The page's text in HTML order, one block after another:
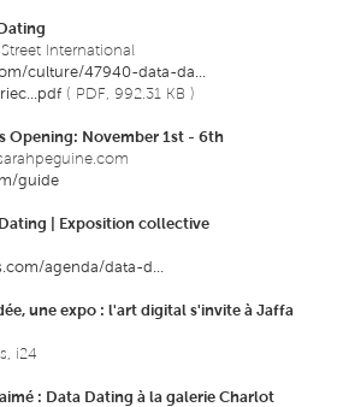
International
culture/47940-data-da...
( PDF, 992.31 KB )
Opening: November 1st - 6th
guide
| Exposition collective
agenda/data-d...
une expo : l'art digital s'invite à Jaffa
i24
: Data Dating à la galerie Charlot